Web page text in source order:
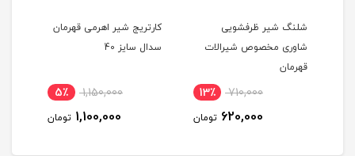
شلنگ شیر ظرفشویی
شاوری مخصوص شیرالات
قهرمان
710,000 13٪
620,000 تومان
کارتریج شیر اهرمی قهرمان
سدال سایز 40
1,150,000 5٪
1,100,000 تومان